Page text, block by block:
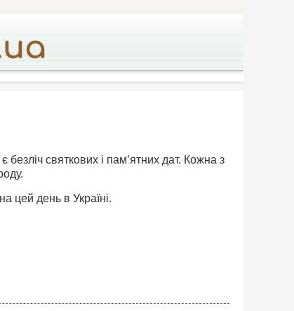
безліч святкових і пам’ятних дат. Кожна з
цей день в Україні.